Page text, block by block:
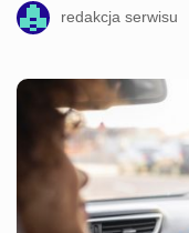
redakcja serwisu